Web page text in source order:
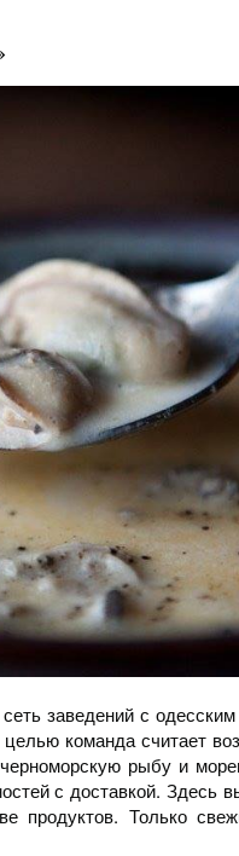
заведений с
команда считает
рыбу и
с доставкой. Здесь
продуктов. Только